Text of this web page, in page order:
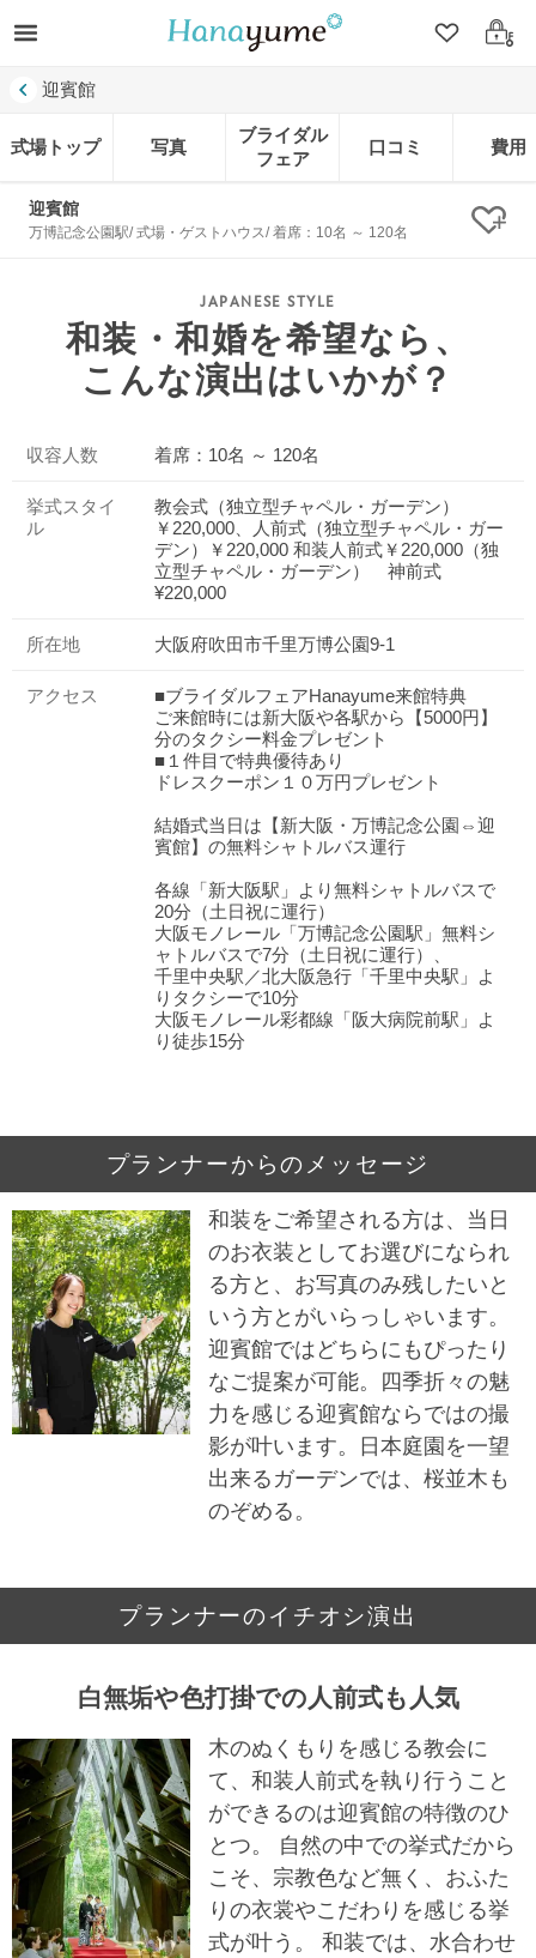
クリップ
ログ
迎賓館
式場トップ 写真
ブライダル
フェア
口コミ 費用
迎賓館
万博記念公園駅/ 式場・ゲストハウス/ 着席：10名 ～ 120名 ク
和装・和婚を希望なら、
こんな演出はいかが？
収容人数 着席：10名 ～ 120名
挙式スタイ
ル
教会式（独立型チャペル・ガーデン）
￥220,000、人前式（独立型チャペル・ガー
デン）￥220,000 和装人前式￥220,000（独
立型チャペル・ガーデン） 神前式
¥220,000
所在地 大阪府吹田市千里万博公園9-1
アクセス
■ブライダルフェアHanayume来館特典
ご来館時には新大阪や各駅から【5000円】
分のタクシー料金プレゼント
■１件目で特典優待あり
ドレスクーポン１０万円プレゼント
結婚式当日は【新大阪・万博記念公園⇔迎
賓館】の無料シャトルバス運行
各線「新大阪駅」より無料シャトルバスで
20分（土日祝に運行）
大阪モノレール「万博記念公園駅」無料シ
ャトルバスで7分（土日祝に運行）、
千里中央駅／北大阪急行「千里中央駅」よ
りタクシーで10分
大阪モノレール彩都線「阪大病院前駅」よ
り徒歩15分
プランナーからのメッセージ
和装をご希望される方は、当日
のお衣装としてお選びになられ
る方と、お写真のみ残したいと
いう方とがいらっしゃいます。
迎賓館ではどちらにもぴったり
なご提案が可能。四季折々の魅
力を感じる迎賓館ならではの撮
影が叶います。日本庭園を一望
出来るガーデンでは、桜並木も
のぞめる。
プランナーのイチオシ演出
白無垢や色打掛での人前式も人気
木のぬくもりを感じる教会に
て、和装人前式を執り行うこと
ができるのは迎賓館の特徴のひ
とつ。 自然の中での挙式だから
こそ、宗教色など無く、おふた
りの衣裳やこだわりを感じる挙
式が叶う。 和装では、水合わせ